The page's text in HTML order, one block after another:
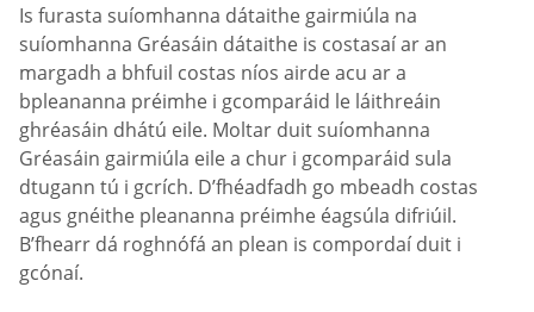
Is furasta suíomhanna dátaithe gairmiúla na
suíomhanna Gréasáin dátaithe is costasaí ar an
margadh a bhfuil costas níos airde acu ar a
bpleananna préimhe i gcomparáid le láithreáin
ghréasáin dhátú eile. Moltar duit suíomhanna
Gréasáin gairmiúla eile a chur i gcomparáid sula
dtugann tú i gcrích. D’fhéadfadh go mbeadh costas
agus gnéithe pleananna préimhe éagsúla difriúil.
B’fhearr dá roghnófá an plean is compordaí duit i
gcónaí.